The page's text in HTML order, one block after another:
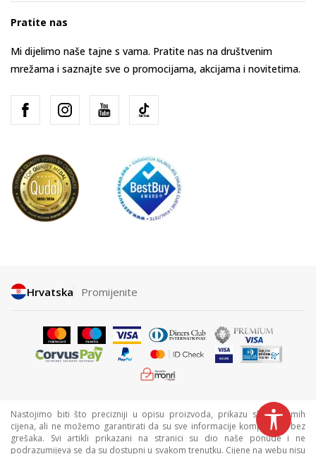
Pratite nas
Mi dijelimo naše tajne s vama. Pratite nas na društvenim
mrežama i saznajte sve o promocijama, akcijama i novitetima.
Hrvatska Promijenite
Nastojimo biti što precizniji u opisu proizvoda, prikazu slika i samih
cijena, ali ne možemo garantirati da su sve informacije kompletne i bez
grešaka. Svi artikli prikazani na stranici su dio naše ponude i ne
podrazumijeva se da su dostupni u svakom trenutku. Cijene na webu nisu